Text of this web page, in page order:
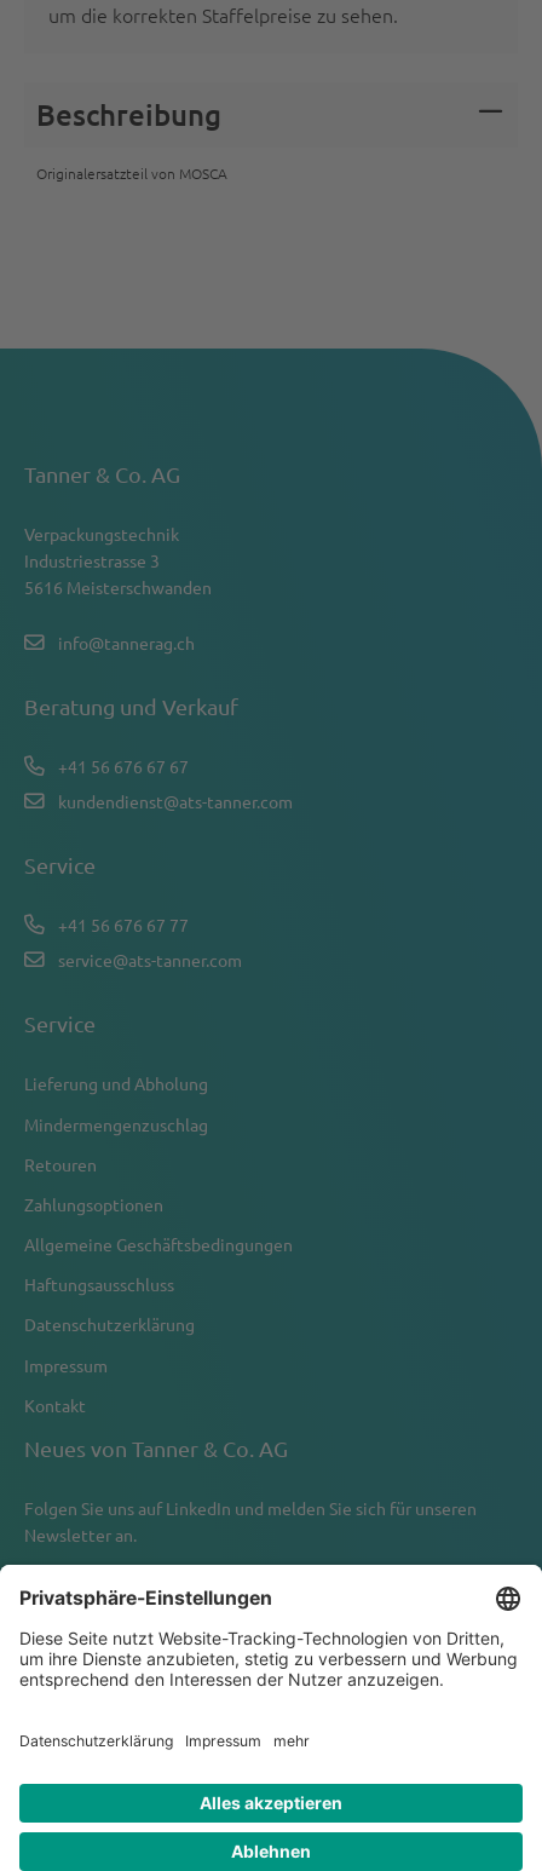
um die korrekten Staffelpreise zu sehen.
Beschreibung
Originalersatzteil von MOSCA
Tanner & Co. AG
Verpackungstechnik
Industriestrasse 3
5616 Meisterschwanden
info@tannerag.ch
Beratung und Verkauf
+41 56 676 67 67
kundendienst@ats-tanner.com
Service
+41 56 676 67 77
service@ats-tanner.com
Service
Lieferung und Abholung
Mindermengenzuschlag
Retouren
Zahlungsoptionen
Allgemeine Geschäftsbedingungen
Haftungsausschluss
Datenschutzerklärung
Impressum
Kontakt
Neues von Tanner & Co. AG
Folgen Sie uns aufLinkedIn und melden Sie sich für unseren
Newsletter an.
Newsletter